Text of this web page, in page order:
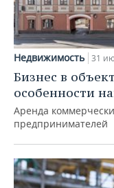
Недвижимость 31
Бизнес в
особенности
Аренда
предпринимателей